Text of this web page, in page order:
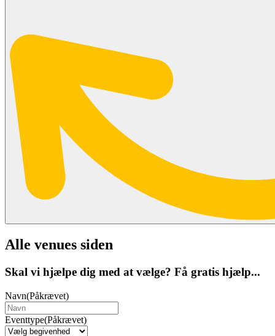
Alle venues siden
Skal vi hjælpe dig med at vælge? Få gratis hjælp...
Navn(Påkrævet)
Eventtype(Påkrævet)